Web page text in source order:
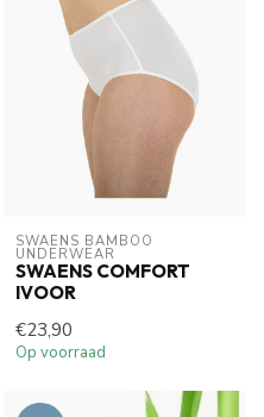
SWAENS BAMBOO
UNDERWEAR
SWAENS COMFORT
IVOOR
€23,90
Op voorraad